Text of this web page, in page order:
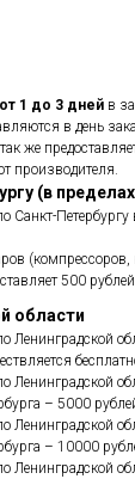
от 1 до 3 дней в
в день
же
производителя.
(в
Санкт-
(компрессоров,
500
области
Ленинградской
Ленинградской
– 5000
Ленинградской
– 10000
Ленинградской